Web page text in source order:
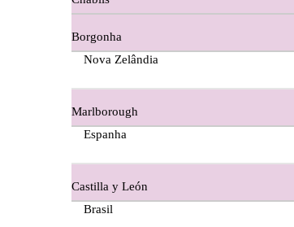
Ferraz Wine - Beira Interior
Figueira Coriga - Alentejo
Guerreiro Vinhos - Bairrada
Herdade da Lisboa Alentejo
Borgonha
Nova Zelândia
Marlborough
Espanha
Castilla y León
Brasil